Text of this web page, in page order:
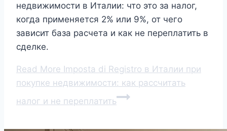
недвижимости в Италии: что это за налог,
когда применяется 2% или 9%, от чего
зависит база расчета и как не переплатить в
сделке.
Read More Imposta di Registro в Италии при
покупке недвижимости: как рассчитать
налог и не переплатить